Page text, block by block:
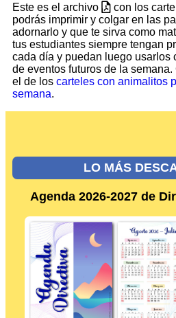
Este es el archivo
con los
podrás imprimir y colgar en las
adornarlo y que te sirva como
tus estudiantes siempre tengan
cada día y puedan luego usarlos
de eventos futuros de la
el de los carteles con animalitos
semana.
LO MÁS
Agenda 2026-2027 de